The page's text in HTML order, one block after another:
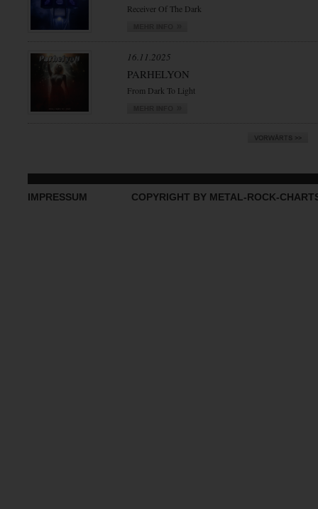
Receiver Of The Dark
16.11.2025
PARHELYON
From Dark To Light
IMPRESSUM COPYRIGHT BY METAL-ROCK-